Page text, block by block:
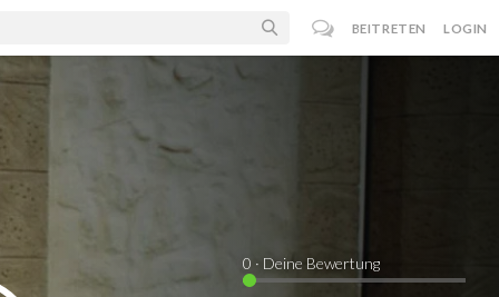
BEITRETEN LOGIN
0 · Deine Bewertung